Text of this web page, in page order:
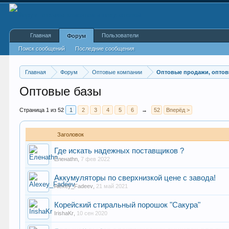
Главная Форум Оптовые компании Оптовые продажи,
Оптовые базы
Страница 1 из 52 1 2 3 4 5 6 → 52 Вперёд >
Заголовок
Где искать надежных поставщиков ?
Еленаthn 7 фев 2022
Аккумуляторы по сверхнизкой цене с завода!
Alexey_Fadeev 21 май 2021
Корейский стиральный порошок "Сакура"
IrishaKr 10 сен 2020
Главная Форум
Поиск сообщений Последние сообщения
Пользователи